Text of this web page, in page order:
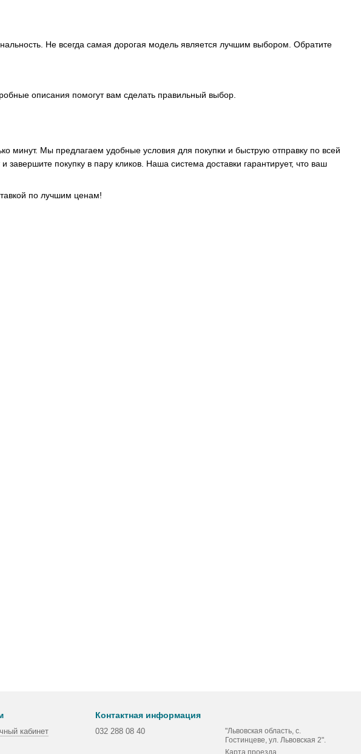
Не всегда самая дорогая модель является лучшим выбором. Обратите
описания помогут вам сделать правильный выбор.
минут. Мы предлагаем удобные условия для покупки и быструю отправку по всей
покупку в пару кликов. Наша система доставки гарантирует, что ваш
по лучшим ценам!
кабинет
Контактная информация
032 288 08 40
"Львовская область, с.
Гостинцеве, ул. Львовская 2".
Карта проезда